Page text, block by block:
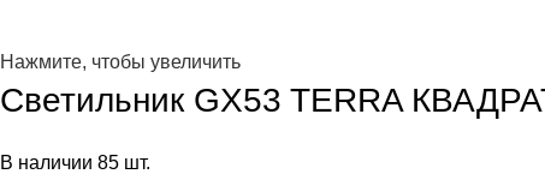
Нажмите, чтобы увеличить
Светильник GX53 TERRA
В наличии 85 шт.